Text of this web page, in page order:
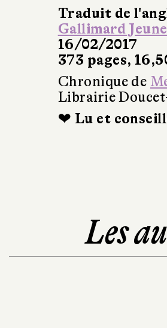
Traduit de
Gallimard
16/02/2017
373 pages,
Chronique de
Librairie
❤ Lu et
Les